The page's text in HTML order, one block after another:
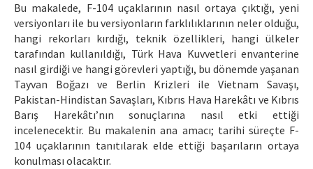
Bu makalede, F-104 uçaklarının nasıl ortaya çıktığı, yeni
versiyonları ile bu versiyonların farklılıklarının neler olduğu,
hangi rekorları kırdığı, teknik özellikleri, hangi ülkeler
tarafından kullanıldığı, Türk Hava Kuvvetleri envanterine
nasıl girdiği ve hangi görevleri yaptığı, bu dönemde yaşanan
Tayvan Boğazı ve Berlin Krizleri ile Vietnam Savaşı,
Pakistan-Hindistan Savaşları, Kıbrıs Hava Harekâtı ve Kıbrıs
Barış Harekâtı’nın sonuçlarına nasıl etki ettiği
incelenecektir. Bu makalenin ana amacı; tarihi süreçte F-
104 uçaklarının tanıtılarak elde ettiği başarıların ortaya
konulması olacaktır.